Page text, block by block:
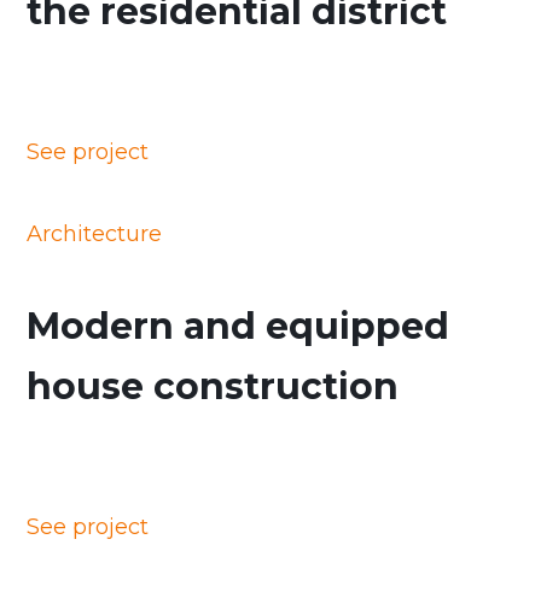
the residential district
See project
Architecture
Modern and equipped
house construction
See project